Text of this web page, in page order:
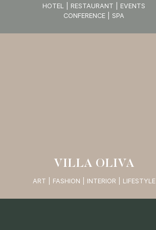
HOTEL | RESTAURANT | EVENTS
CONFERENCE | SPA
VILLA OLIVA
ART | FASHION | INTERIOR | LIFESTYLE